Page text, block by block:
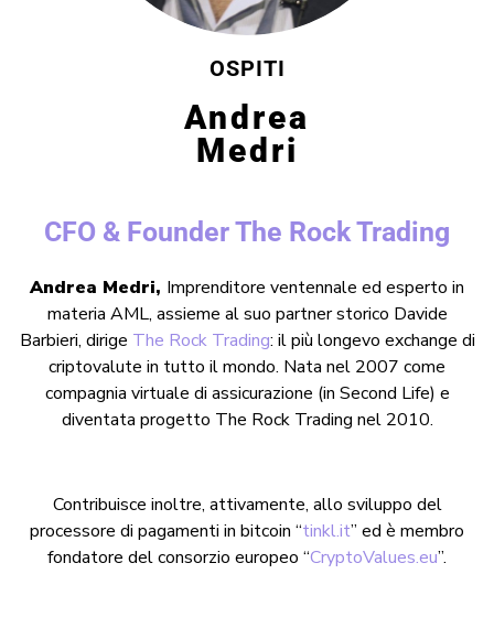
OSPITI
Andrea
Medri
CFO & Founder The Rock Trading
Andrea Medri, Imprenditore ventennale ed esperto in
materia AML, assieme al suo partner storico Davide
Barbieri, dirige The Rock Trading: il più longevo exchange di
criptovalute in tutto il mondo. Nata nel 2007 come
compagnia virtuale di assicurazione (in Second Life) e
diventata progetto The Rock Trading nel 2010.
Contribuisce inoltre, attivamente, allo sviluppo del
processore di pagamenti in bitcoin “tinkl.it” ed è membro
fondatore del consorzio europeo “CryptoValues.eu”.